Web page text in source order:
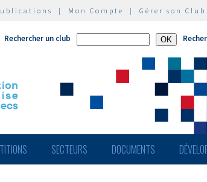
| Mon Compte | Gérer son Club
Rechercher un club
SECTEURS DOCUMENTS